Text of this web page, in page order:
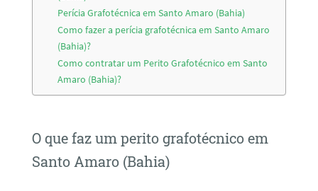
Perícia Grafotécnica em Santo Amaro (Bahia)
Como fazer a perícia grafotécnica em Santo Amaro
(Bahia)?
Como contratar um Perito Grafotécnico em Santo
Amaro (Bahia)?
O que faz um perito grafotécnico em
Santo Amaro (Bahia)